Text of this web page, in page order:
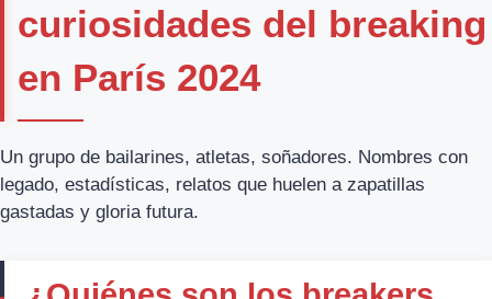
curiosidades del breaking
en París 2024
Un grupo de bailarines, atletas, soñadores. Nombres con
legado, estadísticas, relatos que huelen a zapatillas
gastadas y gloria futura.